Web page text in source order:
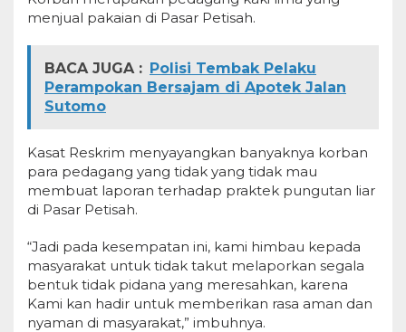
menjual pakaian di Pasar Petisah.
BACA JUGA : Polisi Tembak Pelaku
Perampokan Bersajam di Apotek Jalan
Sutomo
Kasat Reskrim menyayangkan banyaknya korban
para pedagang yang tidak yang tidak mau
membuat laporan terhadap praktek pungutan liar
di Pasar Petisah.
“Jadi pada kesempatan ini, kami himbau kepada
masyarakat untuk tidak takut melaporkan segala
bentuk tidak pidana yang meresahkan, karena
Kami kan hadir untuk memberikan rasa aman dan
nyaman di masyarakat,” imbuhnya.